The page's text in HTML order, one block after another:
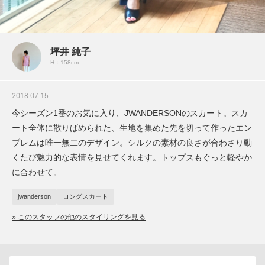
坪井 純子
H：158cm
2018.07.15
今シーズン1番のお気に入り、JWANDERSONのスカート。スカ
ート全体に散りばめられた、生地を集めた先を切って作ったエン
ブレムは唯一無二のデザイン。シルクの素材の良さが合わさり動
くたび魅力的な表情を見せてくれます。トップスもぐっと軽やか
に合わせて。
jwanderson ロングスカート
» このスタッフの他のスタイリングを見る